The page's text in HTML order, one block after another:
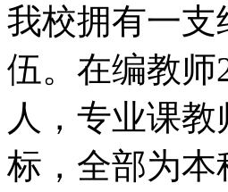
我校拥有一
伍。在编教师
人，专业课
标，全部为